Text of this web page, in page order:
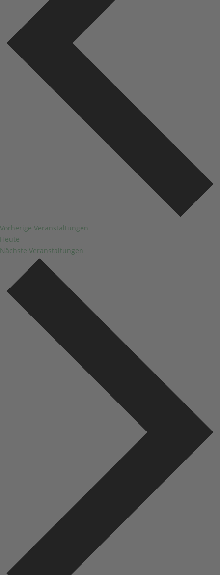
Vorherige Veranstaltungen
Heute
Nächste Veranstaltungen